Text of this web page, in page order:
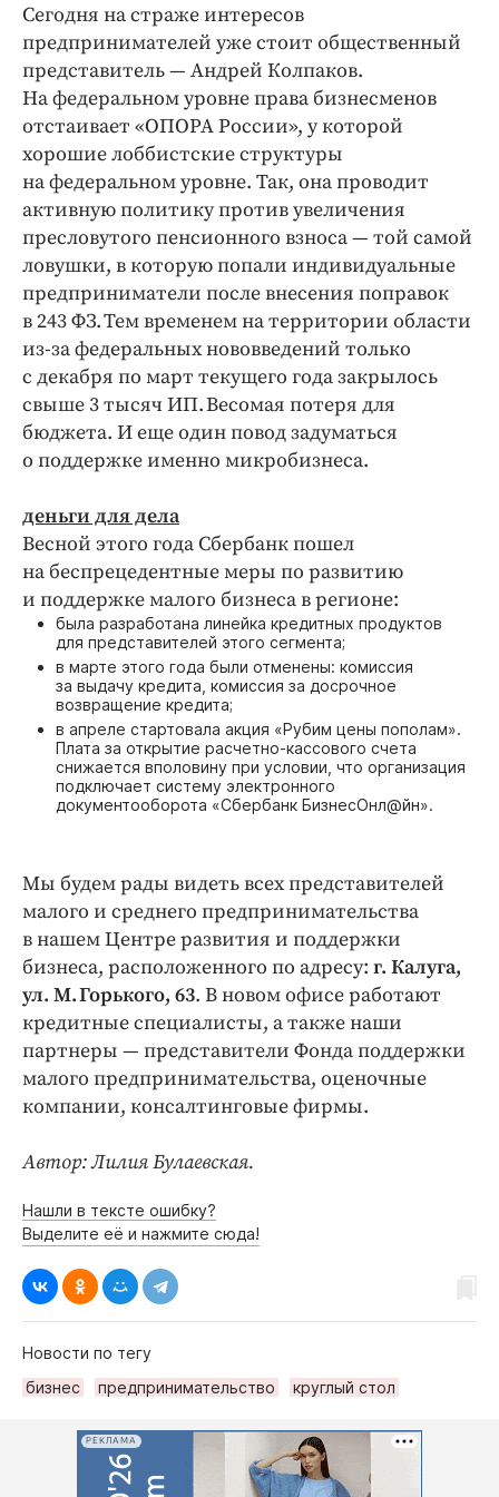
Сегодня на страже интересов
предпринимателей уже стоит общественный
представитель — Андрей Колпаков.
На федеральном уровне права бизнесменов
отстаивает «ОПОРА России», у которой
хорошие лоббистские структуры
на федеральном уровне. Так, она проводит
активную политику против увеличения
пресловутого пенсионного взноса — той самой
ловушки, в которую попали индивидуальные
предприниматели после внесения поправок
в 243 ФЗ. Тем временем на территории области
из-за федеральных нововведений только
с декабря по март текущего года закрылось
свыше 3 тысяч ИП. Весомая потеря для
бюджета. И еще один повод задуматься
о поддержке именно микробизнеса.
деньги для дела
Весной этого года Сбербанк пошел
на беспрецедентные меры по развитию
и поддержке малого бизнеса в регионе:
была разработана линейка кредитных продуктов
для представителей этого сегмента;
в марте этого года были отменены: комиссия
за выдачу кредита, комиссия за досрочное
возвращение кредита;
в апреле стартовала акция «Рубим цены пополам».
Плата за открытие расчетно-кассового счета
снижается вполовину при условии, что организация
подключает систему электронного
документооборота «Сбербанк БизнесОнл@йн».
Мы будем рады видеть всех представителей
малого и среднего предпринимательства
в нашем Центре развития и поддержки
бизнеса, расположенного по адресу: г. Калуга,
ул. М. Горького, 63. В новом офисе работают
кредитные специалисты, а также наши
партнеры — представители Фонда поддержки
малого предпринимательства, оценочные
компании, консалтинговые фирмы.
Автор: Лилия Булаевская.
Нашли в тексте ошибку?
Выделите её и нажмите сюда!
Новости по тегу
бизнес
предпринимательство круглый стол
РЕКЛАМА